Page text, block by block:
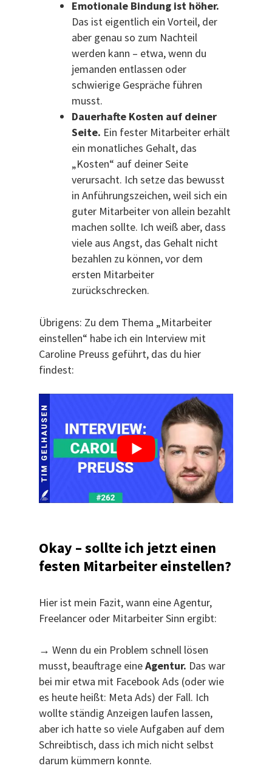
Emotionale Bindung ist höher.
Das ist eigentlich ein Vorteil, der
aber genau so zum Nachteil
werden kann – etwa, wenn du
jemanden entlassen oder
schwierige Gespräche führen
musst.
Dauerhafte Kosten auf deiner
Seite. Ein fester Mitarbeiter erhält
ein monatliches Gehalt, das
„Kosten“ auf deiner Seite
verursacht. Ich setze das bewusst
in Anführungszeichen, weil sich ein
guter Mitarbeiter von allein bezahlt
machen sollte. Ich weiß aber, dass
viele aus Angst, das Gehalt nicht
bezahlen zu können, vor dem
ersten Mitarbeiter
zurückschrecken.
Übrigens: Zu dem Thema „Mitarbeiter
einstellen“ habe ich ein Interview mit
Caroline Preuss geführt, das du hier
findest:
Okay – sollte ich jetzt einen
festen Mitarbeiter einstellen?
Hier ist mein Fazit, wann eine Agentur,
Freelancer oder Mitarbeiter Sinn ergibt:
→ Wenn du ein Problem schnell lösen
musst, beauftrage eineAgentur. Das war
bei mir etwa mit Facebook Ads (oder wie
es heute heißt: Meta Ads) der Fall. Ich
wollte ständig Anzeigen laufen lassen,
aber ich hatte so viele Aufgaben auf dem
Schreibtisch, dass ich mich nicht selbst
darum kümmern konnte.